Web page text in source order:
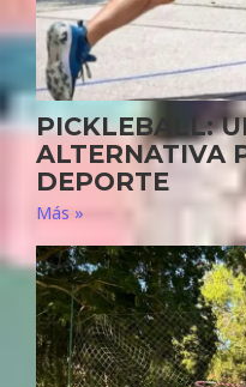
PICKLEBALL:
ALTERNATIVA
DEPORTE
Más »